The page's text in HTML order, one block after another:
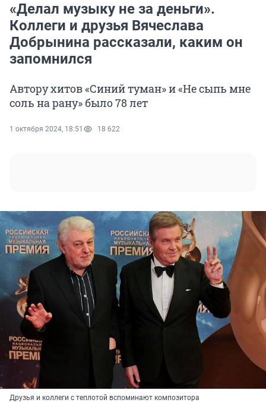
«Делал музыку не за деньги».
Коллеги и друзья Вячеслава
Добрынина рассказали, каким он
запомнился
Автору хитов «Синий туман» и «Не сыпь мне
соль на рану» было 78 лет
1 октября 2024, 18:51 18 622
Друзья и коллеги с теплотой вспоминают композитора